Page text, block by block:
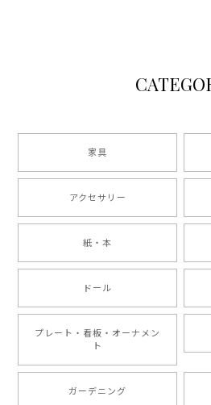
家具
アクセサリー
紙・本
ドール
プレート・看板・オーナメン
ト
ガーデニング